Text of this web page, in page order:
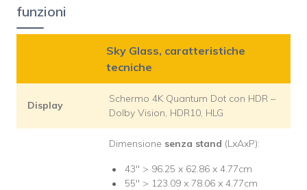
funzioni
Sky Glass, caratteristiche
tecniche
Display
Schermo 4K Quantum Dot con HDR –
Dolby Vision, HDR10, HLG
Dimensione senza stand (LxAxP):
43″ > 96.25 x 62.86 x 4.77cm
55″ > 123.09 x 78.06 x 4.77cm